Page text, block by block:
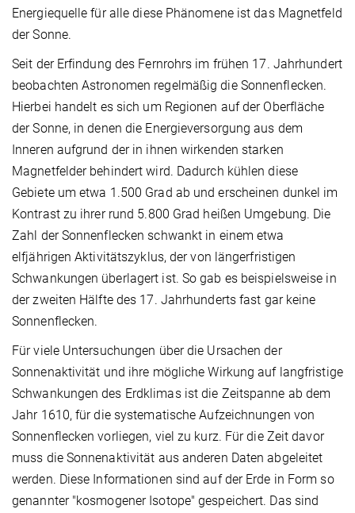
Energiequelle für alle diese Phänomene ist das Magnetfeld
der Sonne.
Seit der Erfindung des Fernrohrs im frühen 17. Jahrhundert
beobachten Astronomen regelmäßig die Sonnenflecken.
Hierbei handelt es sich um Regionen auf der Oberfläche
der Sonne, in denen die Energieversorgung aus dem
Inneren aufgrund der in ihnen wirkenden starken
Magnetfelder behindert wird. Dadurch kühlen diese
Gebiete um etwa 1.500 Grad ab und erscheinen dunkel im
Kontrast zu ihrer rund 5.800 Grad heißen Umgebung. Die
Zahl der Sonnenflecken schwankt in einem etwa
elfjährigen Aktivitätszyklus, der von längerfristigen
Schwankungen überlagert ist. So gab es beispielsweise in
der zweiten Hälfte des 17. Jahrhunderts fast gar keine
Sonnenflecken.
Für viele Untersuchungen über die Ursachen der
Sonnenaktivität und ihre mögliche Wirkung auf langfristige
Schwankungen des Erdklimas ist die Zeitspanne ab dem
Jahr 1610, für die systematische Aufzeichnungen von
Sonnenflecken vorliegen, viel zu kurz. Für die Zeit davor
muss die Sonnenaktivität aus anderen Daten abgeleitet
werden. Diese Informationen sind auf der Erde in Form so
genannter "kosmogener Isotope" gespeichert. Das sind